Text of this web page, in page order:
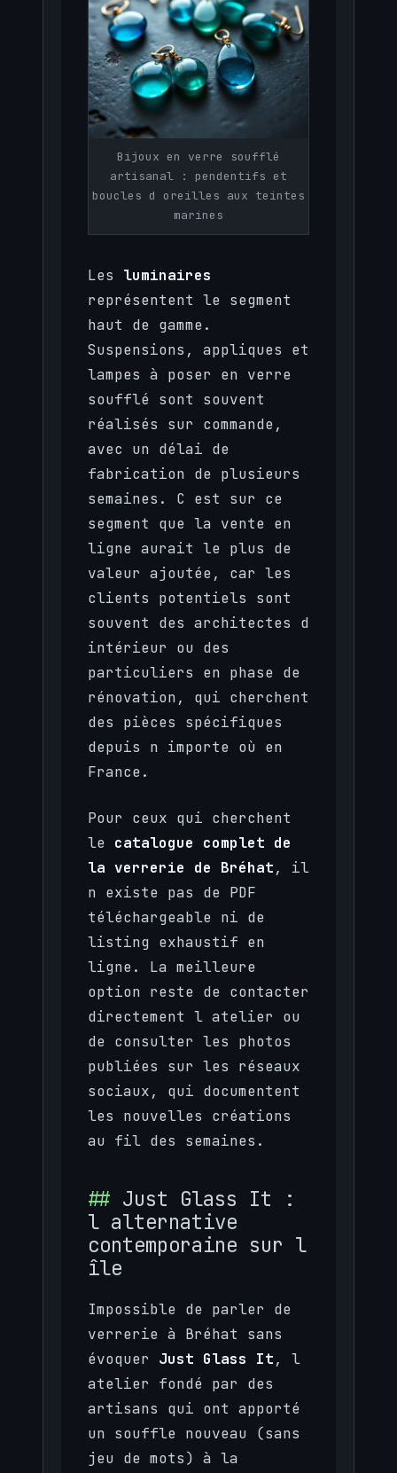
Bijoux en verre soufflé
artisanal : pendentifs et
boucles d oreilles aux teintes
marines
Les luminaires
représentent le segment
haut de gamme.
Suspensions, appliques et
lampes à poser en verre
soufflé sont souvent
réalisés sur commande,
avec un délai de
fabrication de plusieurs
semaines. C est sur ce
segment que la vente en
ligne aurait le plus de
valeur ajoutée, car les
clients potentiels sont
souvent des architectes d
intérieur ou des
particuliers en phase de
rénovation, qui cherchent
des pièces spécifiques
depuis n importe où en
France.
Pour ceux qui cherchent
le catalogue complet de
la verrerie de Bréhat, il
n existe pas de PDF
téléchargeable ni de
listing exhaustif en
ligne. La meilleure
option reste de contacter
directement l atelier ou
de consulter les photos
publiées sur les réseaux
sociaux, qui documentent
les nouvelles créations
au fil des semaines.
Just Glass It :
l alternative
contemporaine sur l
île
Impossible de parler de
verrerie à Bréhat sans
évoquer Just Glass It, l
atelier fondé par des
artisans qui ont apporté
un souffle nouveau (sans
jeu de mots) à la